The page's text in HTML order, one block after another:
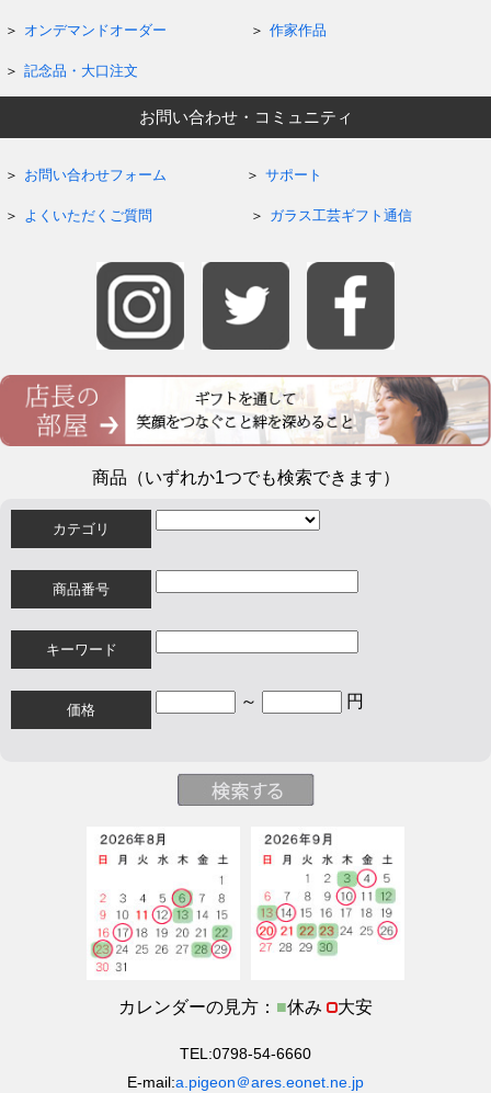
オンデマンドオーダー 作家作品
記念品・大口注文
お問い合わせ・コミュニティ
お問い合わせフォーム サポート
よくいただくご質問 ガラス工芸ギフト通信
商品（いずれか1つでも検索できます）
カテゴリ
商品番号
キーワード
価格 ～ 円
カレンダーの見方： ■休み 大安
TEL:0798-54-6660
E-mail:a.pigeon＠ares.eonet.ne.jp